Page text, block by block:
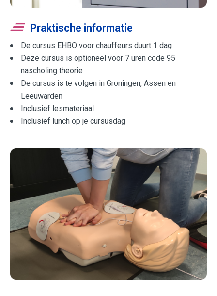
Praktische informatie
De cursus EHBO voor chauffeurs duurt 1 dag
Deze cursus is optioneel voor 7 uren code 95
nascholing theorie
De cursus is te volgen in Groningen, Assen en
Leeuwarden
Inclusief lesmateriaal
Inclusief lunch op je cursusdag